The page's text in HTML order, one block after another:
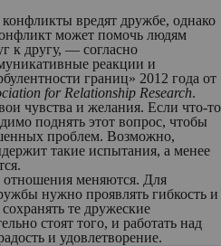
вредят дружбе, однако
может помочь людям
к другу, — согласно
реакции и
границ» 2012 года от
for Relationship Research.
чувства и желания. Если что-то
поднять этот вопрос, чтобы
проблем. Возможно,
такие испытания, а менее
меняются. Для
нужно проявлять гибкость и
те дружеские
стоят того, и работать над
и удовлетворение.